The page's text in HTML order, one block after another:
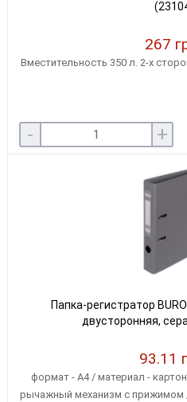
267
Вместительность 350 л. 2-х
- +
Папка-регистратор
двусторонняя,
93.11
формат - А4 / материал -
рычажный механизм с прижимом